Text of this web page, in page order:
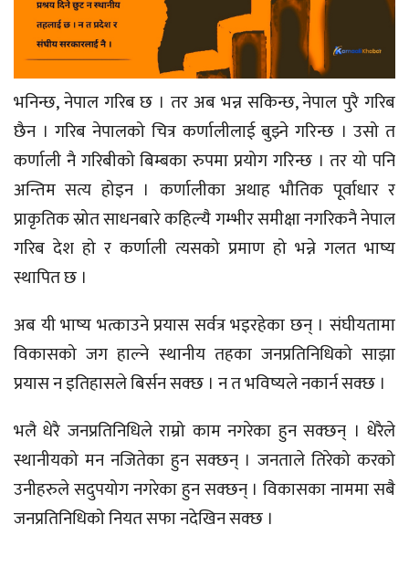
भनिन्छ, नेपाल गरिब छ । तर अब भन्न सकिन्छ, नेपाल पुरै गरिब
छैन । गरिब नेपालको चित्र कर्णालीलाई बुझ्ने गरिन्छ । उसो त
कर्णाली नै गरिबीको बिम्बका रुपमा प्रयोग गरिन्छ । तर यो पनि
अन्तिम सत्य होइन । कर्णालीका अथाह भौतिक पूर्वाधार र
प्राकृतिक स्रोत साधनबारे कहिल्यै गम्भीर समीक्षा नगरिकनै नेपाल
गरिब देश हो र कर्णाली त्यसको प्रमाण हो भन्ने गलत भाष्य
स्थापित छ ।
अब यी भाष्य भत्काउने प्रयास सर्वत्र भइरहेका छन् । संघीयतामा
विकासको जग हाल्ने स्थानीय तहका जनप्रतिनिधिको साझा
प्रयास न इतिहासले बिर्सन सक्छ । न त भविष्यले नकार्न सक्छ ।
भलै धेरै जनप्रतिनिधिले राम्रो काम नगरेका हुन सक्छन् । धेरैले
स्थानीयको मन नजितेका हुन सक्छन् । जनताले तिरेको करको
उनीहरुले सदुपयोग नगरेका हुन सक्छन् । विकासका नाममा सबै
जनप्रतिनिधिको नियत सफा नदेखिन सक्छ ।